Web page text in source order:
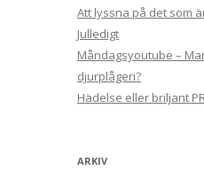
Att lyssna på det som
Julledigt
Måndagsyoutube –
djurplågeri?
Hädelse eller briljant
ARKIV